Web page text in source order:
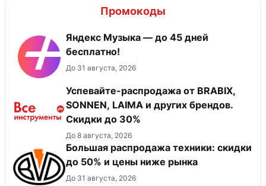
Промокоды
Яндекс Музыка — до 45 дней
бесплатно!
До 31 августа, 2026
Успевайте-распродажа от BRABIX,
SONNEN, LAIMA и других брендов.
Скидки до 30%
До 8 августа, 2026
Большая распродажа техники: скидки
до 50% и цены ниже рынка
До 31 августа, 2026